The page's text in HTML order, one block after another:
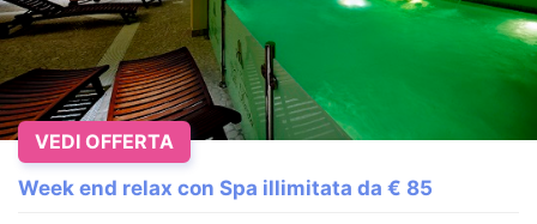
Week end relax con Spa illimitata da € 85
VEDI OFFERTA